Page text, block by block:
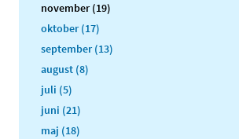
november (19)
oktober (17)
september (13)
august (8)
juli (5)
juni (21)
maj (18)